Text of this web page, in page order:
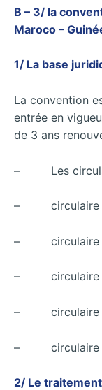
B – 3/ la
Maroco –
1/ La base
La convention
entrée en
de 3 ans
– Les
– circulaire
– circulaire
– circulaire
– circulaire
– circulaire
2/ Le